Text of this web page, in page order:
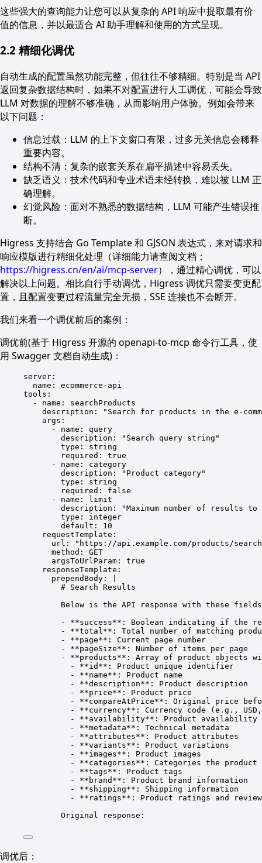
这些强大的查询能力让您可以从复杂的 API 响应中提取最有价
值的信息，并以最适合 AI 助手理解和使用的方式呈现。
2.2 精细化调优
自动生成的配置虽然功能完整，但往往不够精细。特别是当 API
返回复杂数据结构时，如果不对配置进行人工调优，可能会导致
LLM 对数据的理解不够准确，从而影响用户体验。例如会带来
以下问题：
信息过载：LLM 的上下文窗口有限，过多无关信息会稀释
重要内容。
结构不清：复杂的嵌套关系在扁平描述中容易丢失。
缺乏语义：技术代码和专业术语未经转换，难以被 LLM 正
确理解。
幻觉风险：面对不熟悉的数据结构，LLM 可能产生错误推
断。
Higress 支持结合 Go Template 和 GJSON 表达式，来对请求和
响应模版进行精细化处理（详细能力请查阅文档：
https://higress.cn/en/ai/mcp-server），通过精心调优，可以
解决以上问题。相比自行手动调优，Higress 调优只需要变更配
置，且配置变更过程流量完全无损，SSE 连接也不会断开。
我们来看一个调优前后的案例：
调优前(基于 Higress 开源的 openapi-to-mcp 命令行工具，使
用 Swagger 文档自动生成)：
server :
name : ecommerce-api
tools :
- name : searchProducts
description :
"Search for products in the e-
args :
- name : query
description :
"Search query string"
type : string
required : true
- name : category
description :
"Product category"
type : string
required : false
- name : limit
description :
"Maximum number of results
type : integer
default : 10
requestTemplate :
url :
"https://api.example.com/products/
method : GET
argsToUrlParam : true
responseTemplate :
prependBody :
# Search Results
Below is the API response with these
- **success**: Boolean indicating if the
- **total**: Total number of matching
- **page**: Current page number
- **pageSize**: Number of items per page
- **products**: Array of product objects
- **id**: Product unique identifier
- **name**: Product name
- **description**: Product description
- **price**: Product price
- **compareAtPrice**: Original price
- **currency**: Currency code (e.g., USD,
- **availability**: Product availability
- **metadata**: Technical metadata
- **attributes**: Product attributes
- **variants**: Product variations
- **images**: Product images
- **categories**: Categories the product
- **tags**: Product tags
- **brand**: Product brand information
- **shipping**: Shipping information
- **ratings**: Product ratings and
Original response:
调优后：